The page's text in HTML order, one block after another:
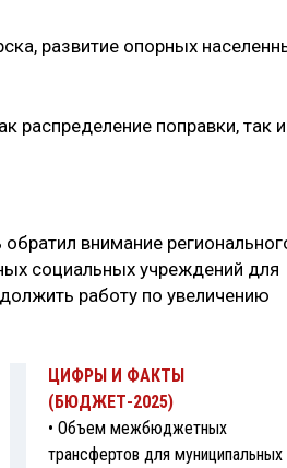
развитие опорных
распределение поправки, так и
внимание
социальных учреждений для
работу по увеличению
ЦИФРЫ И ФАКТЫ
(БЮДЖЕТ­-2025)
• Объем межбюджетных
трансфертов для муниципальных